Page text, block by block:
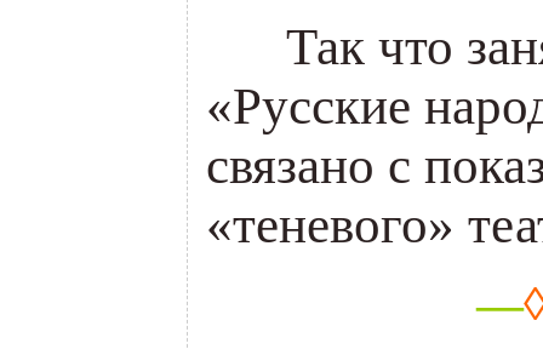
Так что
«Русские
связано с
«теневого»
—